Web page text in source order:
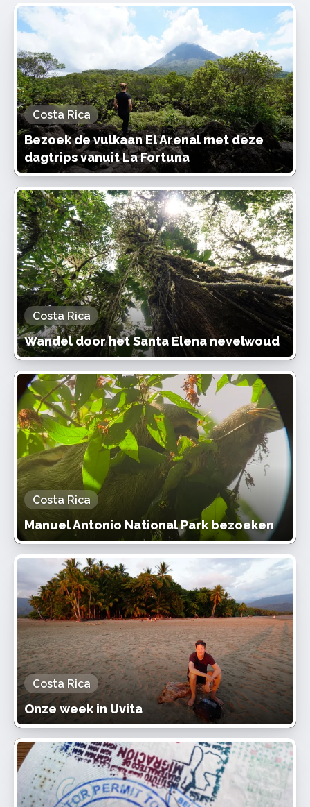
Costa Rica
Bezoek de vulkaan El Arenal met deze
dagtrips vanuit La Fortuna
Costa Rica
Wandel door het Santa Elena nevelwoud
Costa Rica
Manuel Antonio National Park bezoeken
Costa Rica
Onze week in Uvita